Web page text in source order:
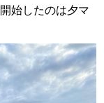
始したのは夕マ